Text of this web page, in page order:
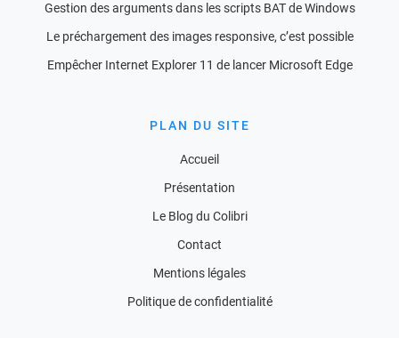
Gestion des arguments dans les scripts BAT de Windows
Le préchargement des images responsive, c’est possible
Empêcher Internet Explorer 11 de lancer Microsoft Edge
PLAN DU SITE
Accueil
Présentation
Le Blog du Colibri
Contact
Mentions légales
Politique de confidentialité